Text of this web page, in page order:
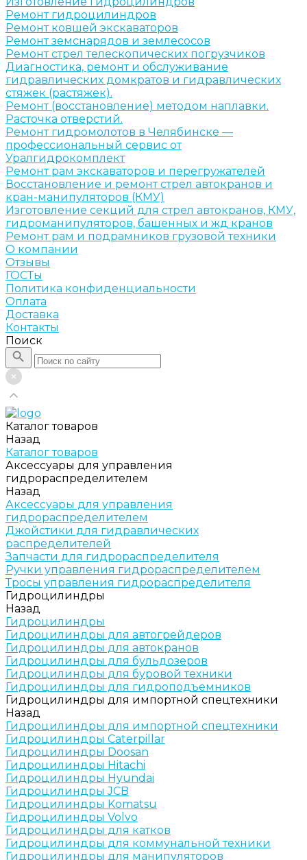
Ремонт гидроцилиндров
Ремонт ковшей экскаваторов
Ремонт земснарядов и землесосов
Ремонт стрел телескопических погрузчиков
Диагностика, ремонт и обслуживание
гидравлических домкратов и гидравлических
стяжек (растяжек).
Ремонт (восстановление) методом наплавки.
Расточка отверстий.
Ремонт гидромолотов в Челябинске —
профессиональный сервис от
Уралгидрокомплект
Ремонт рам экскаваторов и перегружателей
Восстановление и ремонт стрел автокранов и
кран-манипуляторов (КМУ)
Изготовление секций для стрел автокранов, КМУ,
гидроманипуляторов, башенных и жд кранов
Ремонт рам и подрамников грузовой техники
О компании
Отзывы
ГОСТы
Политика конфиденциальности
Оплата
Доставка
Контакты
Поиск
Каталог товаров
Назад
Каталог товаров
Аксессуары для управления
гидрораспределителем
Назад
Аксессуары для управления
гидрораспределителем
Джойстики для гидравлических
распределителей
Запчасти для гидрораспределителя
Ручки управления гидрораспределителем
Тросы управления гидрораспределителя
Гидроцилиндры
Назад
Гидроцилиндры
Гидроцилиндры для автогрейдеров
Гидроцилиндры для автокранов
Гидроцилиндры для бульдозеров
Гидроцилиндры для буровой техники
Гидроцилиндры для гидроподъемников
Гидроцилиндры для импортной спецтехники
Назад
Гидроцилиндры для импортной спецтехники
Гидроцилиндры Caterpillar
Гидроцилиндры Doosan
Гидроцилиндры Hitachi
Гидроцилиндры Hyundai
Гидроцилиндры JCB
Гидроцилиндры Komatsu
Гидроцилиндры Volvo
Гидроцилиндры для катков
Гидроцилиндры для коммунальной техники
Гидроцилиндры для манипуляторов